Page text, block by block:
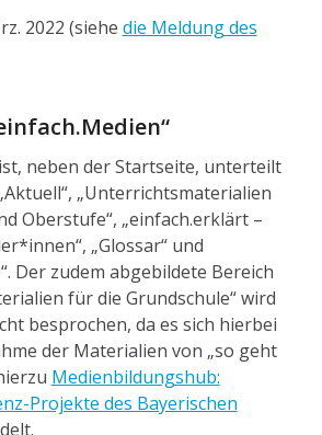
2022 (siehe die Meldung des
neben der Startseite, unterteilt
„Unterrichtsmaterialien
Oberstufe“, „einfach.erklärt –
„Glossar“ und
Der zudem abgebildete Bereich
für die Grundschule“ wird
besprochen, da es sich hierbei
der Materialien von „so geht
Medienbildungshub:
Projekte des Bayerischen